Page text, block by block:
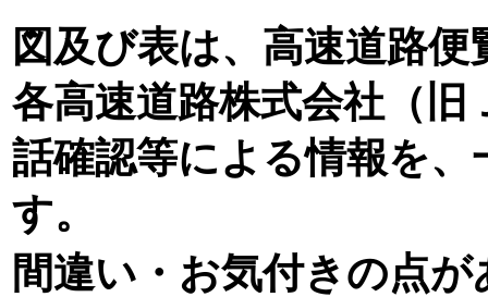
図及び表は、高速道路
各高速道路株式会社（旧
話確認等による情報を
す。
間違い・お気付きの点